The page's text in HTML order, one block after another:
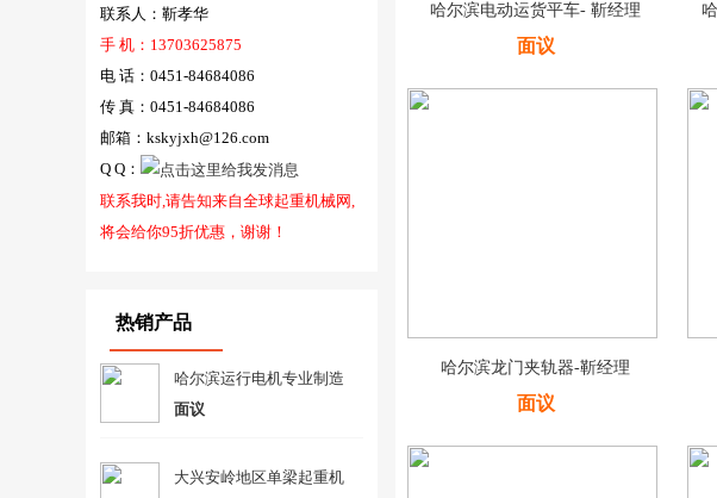
联系人：靳孝华
手 机：13703625875
电 话：0451-84684086
传 真：0451-84684086
邮箱：kskyjxh@126.com
Q Q：
联系我时,请告知来自全球起重机械网,
将会给你95折优惠，谢谢！
热销产品
哈尔滨运行电机专业制造
面议
大兴安岭地区单梁起重机
哈尔滨电动运货平车- 靳经理
面议
哈尔滨龙门夹轨器-靳经理
面议